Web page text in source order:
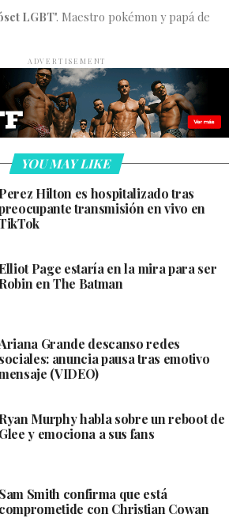
LGBT". Maestro pokémon y papá de
ADVERTISEMENT
YOU MAY LIKE
Perez Hilton es hospitalizado tras
transmisión en vivo en
Elliot Page estaría en la mira para ser
Robin en The Batman
Grande descanso redes
sociales: anuncia pausa tras emotivo
(VIDEO)
Ryan Murphy habla sobre un reboot de
Glee y emociona a sus fans
Sam Smith confirma que está
comprometide con Christian Cowan